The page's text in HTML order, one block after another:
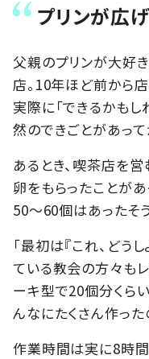
プリンが広
父親のプリンが大好
店。10年ほど前から
実際に「できるかも
然のできごとがあって
あるとき、喫茶店を
卵をもらったことがあ
50〜60個はあったそ
「最初は『これ、どう
ている教会の方々も
ーキ型で20個分くら
んなにたくさん作った
作業時間は実に8時間